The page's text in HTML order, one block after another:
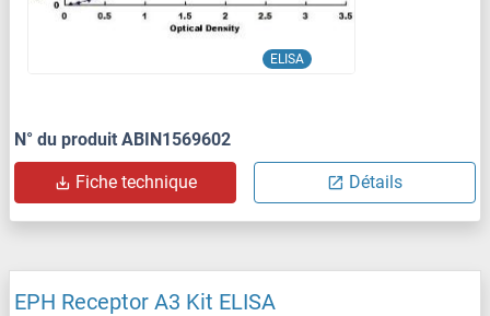
ELISA
N° du produit ABIN1569602
Fiche technique Détails
EPH Receptor A3 Kit ELISA